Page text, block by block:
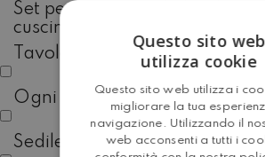
Set per letto singolo bio (3
cuscino e 1 trapunta) 30 €
Tavolo con 4 sedie 65 €
Ogni sedia in più 15 €
Sedile per bambino 15 €
Questo sito web
utilizza cookie
Questo sito web utilizza i
migliorare la tua
navigazione. Utilizzando il
web acconsenti a tutti i